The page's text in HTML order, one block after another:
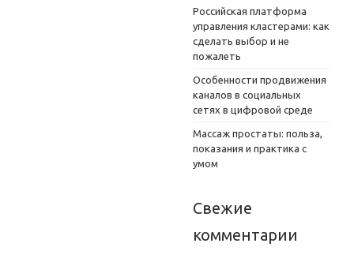
Российская платформа
управления кластерами: как
сделать выбор и не
пожалеть
Особенности продвижения
каналов в социальных
сетях в цифровой среде
Массаж простаты: польза,
показания и практика с
умом
Свежие
комментарии